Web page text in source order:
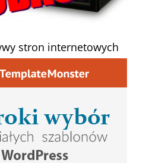
stron internetowych